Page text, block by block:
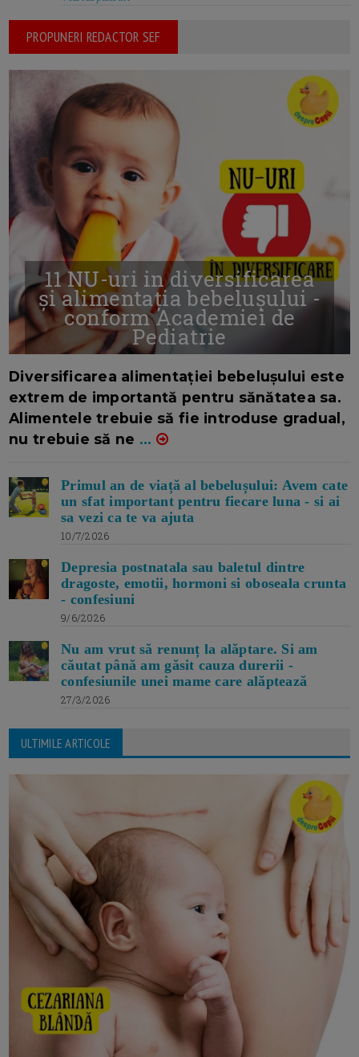
PROPUNERI REDACTOR SEF
11 NU-uri in diversificarea
și alimentația bebelușului -
conform Academiei de
Pediatrie
Diversificarea alimentației bebelușului este
extrem de importantă pentru sănătatea sa.
Alimentele trebuie să fie introduse gradual,
nu trebuie să ne ...
Primul an de viață al bebelușului: Avem cate
un sfat important pentru fiecare luna - si ai
sa vezi ca te va ajuta
10/7/2026
Depresia postnatala sau baletul dintre
dragoste, emotii, hormoni si oboseala crunta
- confesiuni
9/6/2026
Nu am vrut să renunț la alăptare. Si am
căutat până am găsit cauza durerii -
confesiunile unei mame care alăptează
27/3/2026
ULTIMILE ARTICOLE